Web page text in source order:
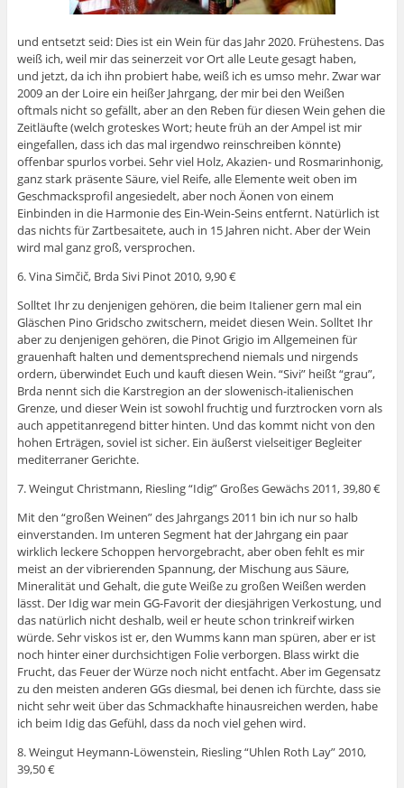
und entsetzt seid: Dies ist ein Wein für das Jahr 2020. Frühestens. Das
weiß ich, weil mir das seinerzeit vor Ort alle Leute gesagt haben,
und jetzt, da ich ihn probiert habe, weiß ich es umso mehr. Zwar war
2009 an der Loire ein heißer Jahrgang, der mir bei den Weißen
oftmals nicht so gefällt, aber an den Reben für diesen Wein gehen die
Zeitläufte (welch groteskes Wort; heute früh an der Ampel ist mir
eingefallen, dass ich das mal irgendwo reinschreiben könnte)
offenbar spurlos vorbei. Sehr viel Holz, Akazien- und Rosmarinhonig,
ganz stark präsente Säure, viel Reife, alle Elemente weit oben im
Geschmacksprofil angesiedelt, aber noch Äonen von einem
Einbinden in die Harmonie des Ein-Wein-Seins entfernt. Natürlich ist
das nichts für Zartbesaitete, auch in 15 Jahren nicht. Aber der Wein
wird mal ganz groß, versprochen.
6. Vina Simčič, Brda Sivi Pinot 2010, 9,90 €
Solltet Ihr zu denjenigen gehören, die beim Italiener gern mal ein
Gläschen Pino Gridscho zwitschern, meidet diesen Wein. Solltet Ihr
aber zu denjenigen gehören, die Pinot Grigio im Allgemeinen für
grauenhaft halten und dementsprechend niemals und nirgends
ordern, überwindet Euch und kauft diesen Wein. “Sivi” heißt “grau”,
Brda nennt sich die Karstregion an der slowenisch-italienischen
Grenze, und dieser Wein ist sowohl fruchtig und furztrocken vorn als
auch appetitanregend bitter hinten. Und das kommt nicht von den
hohen Erträgen, soviel ist sicher. Ein äußerst vielseitiger Begleiter
mediterraner Gerichte.
7. Weingut Christmann, Riesling “Idig” Großes Gewächs 2011, 39,80 €
Mit den “großen Weinen” des Jahrgangs 2011 bin ich nur so halb
einverstanden. Im unteren Segment hat der Jahrgang ein paar
wirklich leckere Schoppen hervorgebracht, aber oben fehlt es mir
meist an der vibrierenden Spannung, der Mischung aus Säure,
Mineralität und Gehalt, die gute Weiße zu großen Weißen werden
lässt. Der Idig war mein GG-Favorit der diesjährigen Verkostung, und
das natürlich nicht deshalb, weil er heute schon trinkreif wirken
würde. Sehr viskos ist er, den Wumms kann man spüren, aber er ist
noch hinter einer durchsichtigen Folie verborgen. Blass wirkt die
Frucht, das Feuer der Würze noch nicht entfacht. Aber im Gegensatz
zu den meisten anderen GGs diesmal, bei denen ich fürchte, dass sie
nicht sehr weit über das Schmackhafte hinausreichen werden, habe
ich beim Idig das Gefühl, dass da noch viel gehen wird.
8. Weingut Heymann-Löwenstein, Riesling “Uhlen Roth Lay” 2010,
39,50 €